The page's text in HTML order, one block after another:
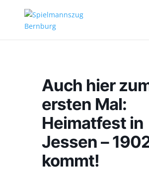
Auch hier
ersten Mal:
Heimatfest in
Jessen –
kommt!